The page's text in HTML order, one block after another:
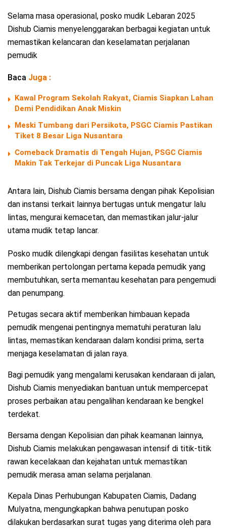
Selama masa operasional, posko mudik Lebaran 2025
Dishub Ciamis menyelenggarakan berbagai kegiatan untuk
memastikan kelancaran dan keselamatan perjalanan
pemudik
Baca Juga :
Kawal Program Sekolah Rakyat, Ciamis Siapkan Lahan
Demi Pendidikan Anak Miskin
Meski Tumbang dari Persikota, PSGC Ciamis Pastikan
Tiket 8 Besar Liga Nusantara
Comeback Dramatis di Tengah Hujan, PSGC Ciamis
Makin Tak Terkejar di Puncak Liga Nusantara
Antara lain, Dishub Ciamis bersama dengan pihak Kepolisian
dan instansi terkait lainnya bertugas untuk mengatur lalu
lintas, mengurai kemacetan, dan memastikan jalur-jalur
utama mudik tetap lancar.
Posko mudik dilengkapi dengan fasilitas kesehatan untuk
memberikan pertolongan pertama kepada pemudik yang
membutuhkan, serta memantau kesehatan para pengemudi
dan penumpang.
Petugas secara aktif memberikan himbauan kepada
pemudik mengenai pentingnya mematuhi peraturan lalu
lintas, memastikan kendaraan dalam kondisi prima, serta
menjaga keselamatan di jalan raya.
Bagi pemudik yang mengalami kerusakan kendaraan di jalan,
Dishub Ciamis menyediakan bantuan untuk mempercepat
proses perbaikan atau pengalihan kendaraan ke bengkel
terdekat.
Bersama dengan Kepolisian dan pihak keamanan lainnya,
Dishub Ciamis melakukan pengawasan intensif di titik-titik
rawan kecelakaan dan kejahatan untuk memastikan
pemudik merasa aman selama perjalanan.
Kepala Dinas Perhubungan Kabupaten Ciamis, Dadang
Mulyatna, mengungkapkan bahwa penutupan posko
dilakukan berdasarkan surat tugas yang diterima oleh para